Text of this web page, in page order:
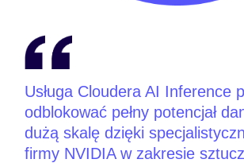
Usługa Cloudera AI Inference
odblokować pełny potencjał
dużą skalę dzięki
firmy NVIDIA w zakresie